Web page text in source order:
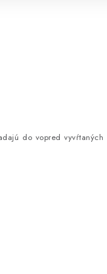
do vopred vyvŕtaných